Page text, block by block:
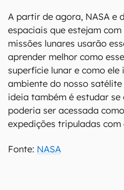
A partir de agora, NASA e
espaciais que estejam
missões lunares usarão
aprender melhor como
superfície lunar e como
ambiente do nosso
ideia também é estudar se
poderia ser acessada
expedições tripuladas com
Fonte: NASA